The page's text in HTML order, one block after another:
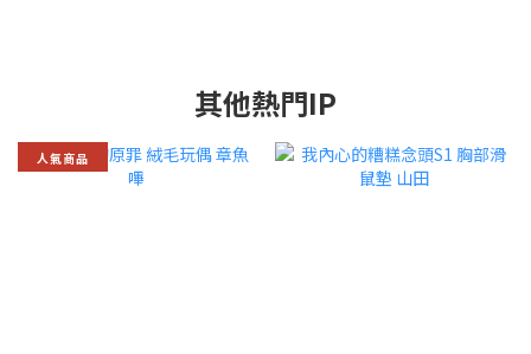
其他熱門IP
人氣商品